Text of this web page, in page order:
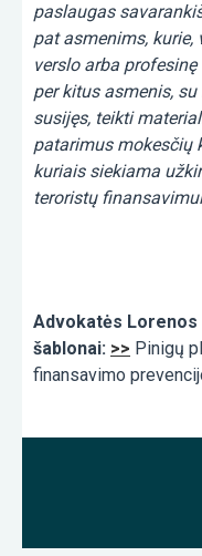
paslaugas
pat asmenims,
verslo arba
per kitus asmenis,
susijęs, teikti
patarimus mokesčių
kuriais siekiama
teroristų
Advokatės
šablonai: >> Pinigų
finansavimo